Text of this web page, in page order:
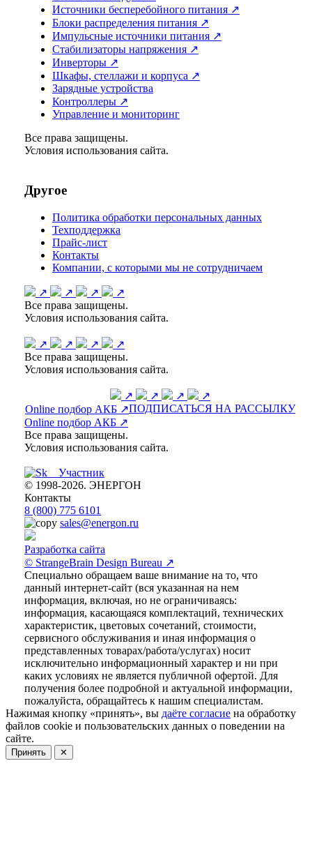
Источники бесперебойного питания ↗
Блоки распределения питания ↗
Импульсные источники питания ↗
Стабилизаторы напряжения ↗
Инверторы ↗
Шкафы, стеллажи и корпуса ↗
Зарядные устройства
Контроллеры ↗
Управление и мониторинг
Все права защищены.
Условия использования сайта.
Другое
Политика обработки персональных данных
Техподдержка
Прайс-лист
Контакты
Компании, с которыми мы не сотрудничаем
↗ ↗ ↗
↗
Все права защищены.
Условия использования сайта.
↗ ↗ ↗
↗
Все права защищены.
Условия использования сайта.
↗ ↗ ↗
↗
Online подбор АКБ ↗ПОДПИСАТЬСЯ НА РАССЫЛКУ
Online подбор АКБ ↗
Все права защищены.
Условия использования сайта.
© 1998-2026. ЭНЕРГОН
Контакты
8 (800) 775 6101
sales@energon.ru
Разработка сайта
© StrangeBrain Design Bureau ↗
Специально обращаем ваше внимание на то, что
данный интернет-сайт (вся указанная на нем
информация, включая, но не ограничиваясь:
информация, касающаяся комплектаций, технических
характеристик, цветовых сочетаний, стоимости,
сервисного обслуживания и иная информация о
представленных товарах/работа/услугах) носит
исключительно информационный характер и ни при
каких условиях не является публичной офертой. Для
получения более подробной и актуальной информации,
пожалуйста, обращайтесь к нашим специалистам.
Нажимая кнопку «принять», вы даёте согласие на обработку
файлов cookie и пользовательских данных о поведении на
сайте.
Принять ✕